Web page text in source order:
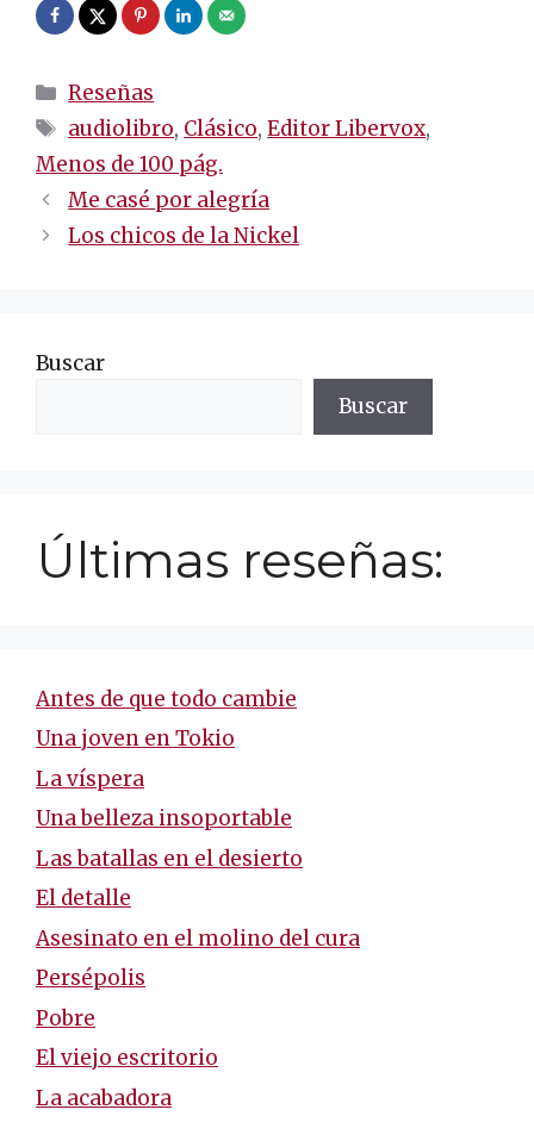
Categorías
Reseñas
Etiquetas
audiolibro, Clásico,Editor Libervox,
Menos de 100 pág.
Navegación
de
entradas
Me casé por alegría
Los chicos de la Nickel
Buscar
Buscar
Últimas reseñas:
Antes de que todo cambie
Una joven en Tokio
La víspera
Una belleza insoportable
Las batallas en el desierto
El detalle
Asesinato en el molino del cura
Persépolis
Pobre
El viejo escritorio
La acabadora